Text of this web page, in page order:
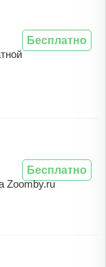
Бесплатно
Zoomby.ru
Бесплатно